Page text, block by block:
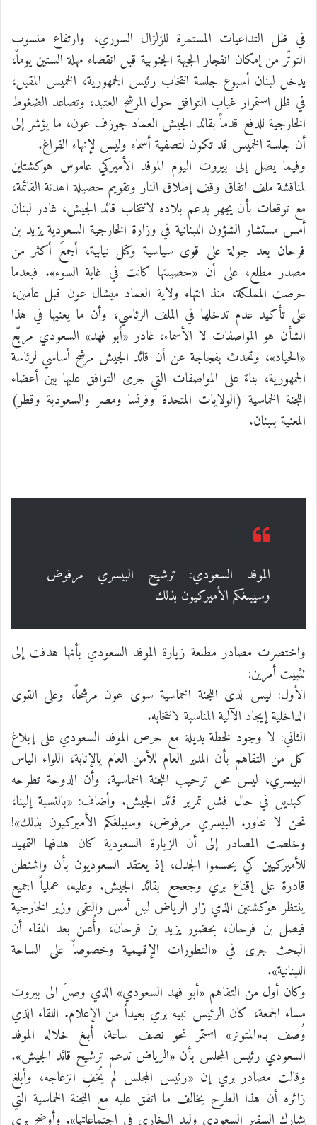
في ظل التداعيات المستمرة للزلزال السوري، وارتفاع منسوب
التوتّر من إمكان انفجار الجبهة الجنوبية قبل انقضاء مهلة الستين يوماً،
يدخل لبنان أسبوع جلسة انتخاب رئيس الجمهورية، الخميس المقبل،
في ظل استمرار غياب التوافق حول المرشح العتيد، وتصاعد الضغوط
الخارجية للدفع قدماً بقائد الجيش العماد جوزف عون، ما يؤشر إلى
أن جلسة الخميس قد تكون لتصفية أسماء وليس لإنهاء الفراغ.
وفيما يصل إلى بيروت اليوم الموفد الأميركي عاموس هوكشتاين
لمناقشة ملف اتفاق وقف إطلاق النار وتقويم حصيلة الهدنة القائمة،
مع توقعات بأن يجهر بدعم بلاده لانتخاب قائد الجيش، غادر لبنان
أمس مستشار الشؤون اللبنانية في وزارة الخارجية السعودية يزيد بن
فرحان بعد جولة على قوى سياسية وكتل نيابية، أجمعَ أكثر من
مصدر مطلع، على أن «حصيلتها كانت في غاية السوء». فبعدما
حرصت المملكة، منذ انتهاء ولاية العماد ميشال عون قبل عامين،
على تأكيد عدم تدخلها في الملف الرئاسي، وأن ما يعنيها في هذا
الشأن هو المواصفات لا الأسماء، غادر «أبو فهد» السعودي مربّع
«الحياد»، وتحدث بفجاجة عن أن قائد الجيش مرشح أساسي لرئاسة
الجمهورية، بناءً على المواصفات التي جرى التوافق عليها بين أعضاء
اللجنة الخماسية (الولايات المتحدة وفرنسا ومصر والسعودية وقطر)
المعنية بلبنان.
الموفد السعودي: ترشيح البيسري مرفوض
وسيبلغكم الأميركيون بذلك
واختصرت مصادر مطلعة زيارة الموفد السعودي بأنها هدفت إلى
تثبيت أمرين:
الأول: ليس لدى اللجنة الخماسية سوى عون مرشحاً، وعلى القوى
الداخلية إيجاد الآلية المناسبة لانتخابه.
الثاني: لا وجود لخطة بديلة مع حرص الموفد السعودي على إبلاغ
كل من التقاهم بأن المدير العام للأمن العام يالإنابة، اللواء الياس
البيسري، ليس محل ترحيب اللجنة الخماسية، وأن الدوحة تطرحه
كبديل في حال فشل تمرير قائد الجيش. وأضاف: «بالنسبة إلينا،
نحن لا نناور. البيسري مرفوض، وسيبلغكم الأميركيون بذلك»!
وخلصت المصادر إلى أن الزيارة السعودية كان هدفها التمهيد
للأميركيين كي يحسموا الجدل، إذ يعتقد السعوديون بأن واشنطن
قادرة على إقناع بري وجعجع بقائد الجيش. وعليه، عملياً الجميع
ينتظر هوكشتين الذي زار الرياض ليل أمس والتقى وزير الخارجية
فيصل بن فرحان، بحضور يزيد بن فرحان، وأُعلن بعد اللقاء أن
البحث جرى في «التطورات الإقليمية وخصوصاً على الساحة
اللبنانية».
وكان أول من التقاهم «أبو فهد السعودي» الذي وصلَ الى بيروت
مساء الجمعة، كان الرئيس نبيه بري بعيداً من الإعلام. اللقاء الذي
وُصف بـ«المتوتر» استمر نحو نصف ساعة، أبلغ خلاله الموفد
السعودي رئيس المجلس بأن «الرياض تدعم ترشيح قائد الجيش».
وقالت مصادر بري إن «رئيس المجلس لم يُخفِ انزعاجه، وأبلغ
زائره أن هذا الطرح يخالف ما اتفق عليه مع اللجنة الخماسية التي